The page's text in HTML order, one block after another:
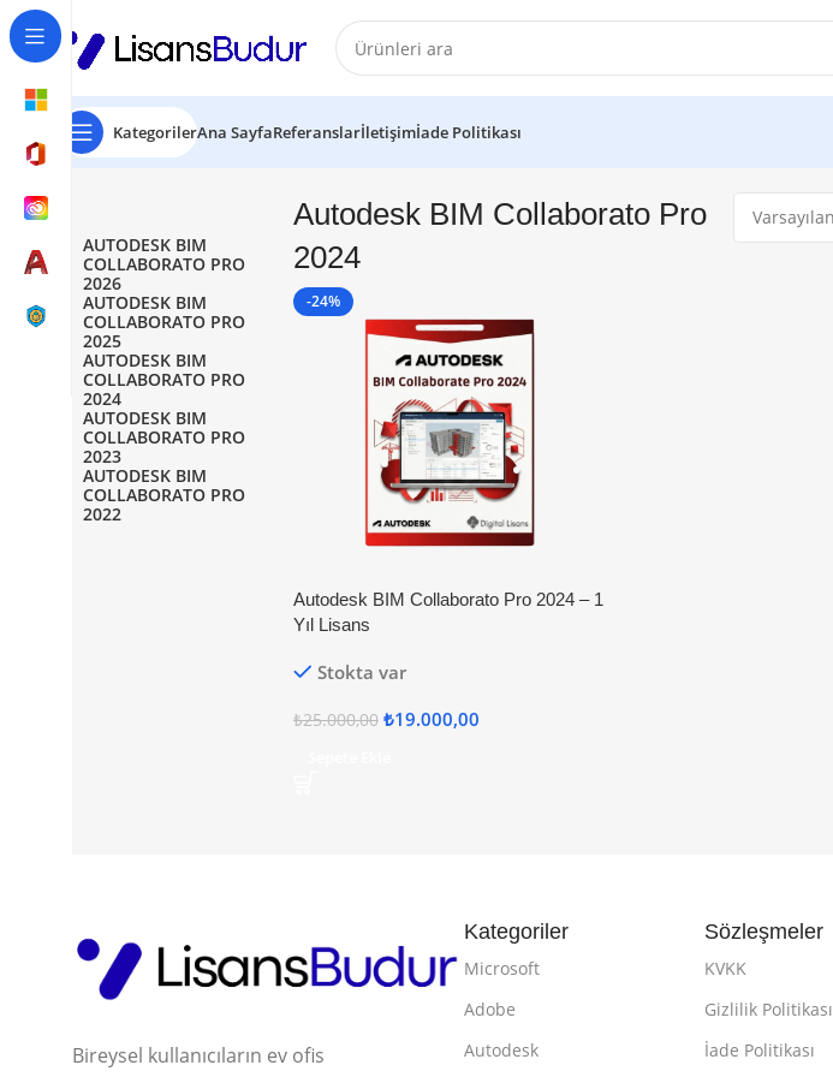
KategorilerAna SayfaReferanslarİletişimİade Politikası
AUTODESK BIM
COLLABORATO PRO
2026
AUTODESK BIM
COLLABORATO PRO
2025
AUTODESK BIM
COLLABORATO PRO
2024
AUTODESK BIM
COLLABORATO PRO
2023
AUTODESK BIM
COLLABORATO PRO
2022
Autodesk BIM Collaborato Pro
2024
-24%
Autodesk BIM Collaborato Pro 2024 – 1
Yıl Lisans
Stokta var
₺25.000,00 ₺19.000,00
Bireysel kullanıcıların ev ofis
Kategoriler
Microsoft
Adobe
Autodesk
Sözleşmeler
KVKK
Gizlilik Politikası
İade Politikası